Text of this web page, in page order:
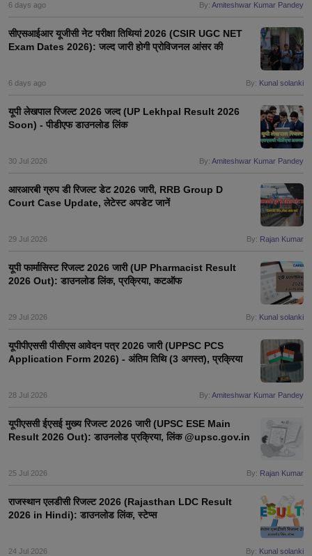
6 days ago By: Amiteshwar Kumar Pandey
सीएसआईआर यूजीसी नेट परीक्षा तिथियां 2026 (CSIR UGC NET
Exam Dates 2026): जल्द जारी होगी प्रोविजनल आंसर की
6 days ago By: Kunal solanki
यूपी लेखपाल रिजल्ट 2026 जल्द (UP Lekhpal Result 2026
Soon) - पीडीएफ डाउनलोड लिंक
30 Jul 2026 By: Amiteshwar Kumar Pandey
आरआरबी ग्रुप डी रिजल्ट डेट 2026 जारी, RRB Group D
Court Case Update, लेटेस्ट अपडेट जानें
29 Jul 2026 By: Rajan Kumar
यूपी फार्मासिस्ट रिजल्ट 2026 जारी (UP Pharmacist Result
2026 Out): डाउनलोड लिंक, प्रक्रिया, कटऑफ
29 Jul 2026 By: Kunal solanki
यूपीपीएससी पीसीएस आवेदन पत्र 2026 जारी (UPPSC PCS
Application Form 2026) - अंतिम तिथि (3 अगस्त), प्रक्रिया
28 Jul 2026 By: Amiteshwar Kumar Pandey
यूपीएससी ईएसई मुख्य रिजल्ट 2026 जारी (UPSC ESE Main
Result 2026 Out): डाउनलोड प्रक्रिया, लिंक @upsc.gov.in
25 Jul 2026 By: Rajan Kumar
राजस्थान एलडीसी रिजल्ट 2026 (Rajasthan LDC Result
2026 in Hindi): डाउनलोड लिंक, स्टेप्स
24 Jul 2026 By: Kunal solanki